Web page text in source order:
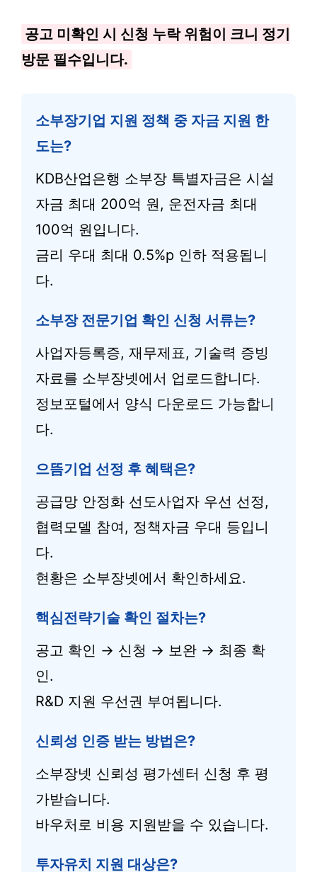
공고 미확인 시 신청 누락 위험이 크니 정기
방문 필수입니다.
소부장기업 지원 정책 중 자금 지원 한
도는?
KDB산업은행 소부장 특별자금은 시설
자금 최대 200억 원, 운전자금 최대
100억 원입니다.
금리 우대 최대 0.5%p 인하 적용됩니
다.
소부장 전문기업 확인 신청 서류는?
사업자등록증, 재무제표, 기술력 증빙
자료를 소부장넷에서 업로드합니다.
정보포털에서 양식 다운로드 가능합니
다.
으뜸기업 선정 후 혜택은?
공급망 안정화 선도사업자 우선 선정,
협력모델 참여, 정책자금 우대 등입니
다.
현황은 소부장넷에서 확인하세요.
핵심전략기술 확인 절차는?
공고 확인 → 신청 → 보완 → 최종 확
인.
R&D 지원 우선권 부여됩니다.
신뢰성 인증 받는 방법은?
소부장넷 신뢰성 평가센터 신청 후 평
가받습니다.
바우처로 비용 지원받을 수 있습니다.
투자유치 지원 대상은?